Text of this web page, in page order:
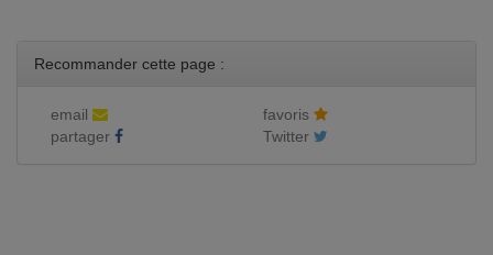
Recommander cette page :
email
favoris
partager
Twitter